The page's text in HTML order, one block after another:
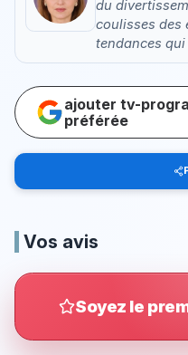
du
coulisses des
tendances
ajouter tv-
préférée
Vos avis
Soyez le